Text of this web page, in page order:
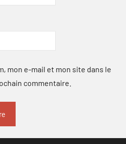
mon e-mail et mon site dans le
commentaire.